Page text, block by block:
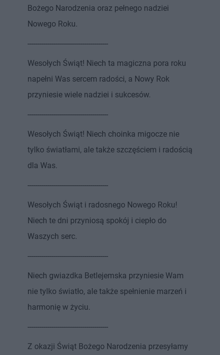
Bożego Narodzenia oraz pełnego nadziei
Nowego Roku.
-----------------------------------------
Wesołych Świąt! Niech ta magiczna pora roku
napełni Was sercem radości, a Nowy Rok
przyniesie wiele nadziei i sukcesów.
-----------------------------------------
Wesołych Świąt! Niech choinka migocze nie
tylko światłami, ale także szczęściem i radością
dla Was.
-----------------------------------------
Wesołych Świąt i radosnego Nowego Roku!
Niech te dni przyniosą spokój i ciepło do
Waszych serc.
-----------------------------------------
Niech gwiazdka Betlejemska przyniesie Wam
nie tylko światło, ale także spełnienie marzeń i
harmonię w życiu.
-----------------------------------------
Z okazji Świąt Bożego Narodzenia przesyłamy